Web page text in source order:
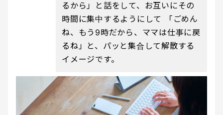
るから」と話をして、お互いにその
時間に集中するようにして 「ごめん
ね、もう9時だから、ママは仕事に戻
るね」と、パッと集合して解散する
イメージです。